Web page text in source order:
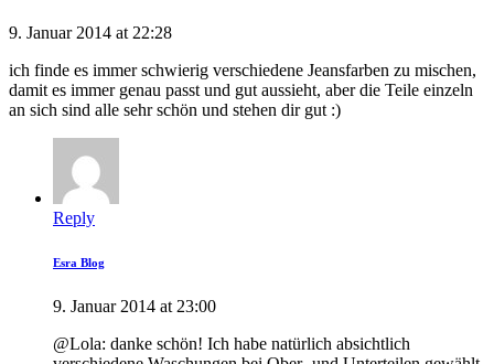
9. Januar 2014 at 22:28
ich finde es immer schwierig verschiedene Jeansfarben zu mischen,
damit es immer genau passt und gut aussieht, aber die Teile einzeln
an sich sind alle sehr schön und stehen dir gut :)
Reply
Esra Blog
9. Januar 2014 at 23:00
@Lola: danke schön! Ich habe natürlich absichtlich